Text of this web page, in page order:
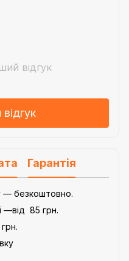
відгук
Гарантія
— безкоштовно.
—від 85 грн.